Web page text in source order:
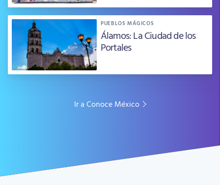
PUEBLOS MÁGICOS
Álamos: La Ciudad de los
Portales
Ir a Conoce México